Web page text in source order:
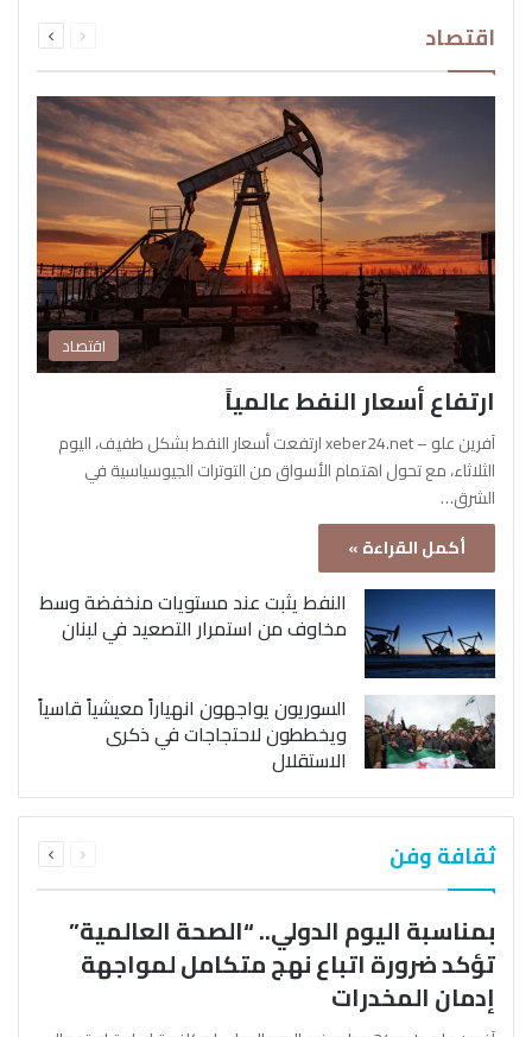
اقتصاد الصفحةالصفحة
اقتصاد
ارتفاع أسعار النفط عالمياً
آفرين علو – xeber24.net ارتفعت أسعار النفط بشكل طفيف، اليوم
الثلاثاء، مع تحول اهتمام الأسواق من التوترات الجيوسياسية في
الشرق…
أكمل القراءة »
النفط يثبت عند مستويات منخفضة وسط
مخاوف من استمرار التصعيد في لبنان
السوريون يواجهون انهياراً معيشياً قاسياً
ويخططون لاحتجاجات في ذكرى
الاستقلال
ثقافة وفن الصفحةالصفحة
بمناسبة اليوم الدولي.. “الصحة العالمية”
تؤكد ضرورة اتباع نهج متكامل لمواجهة
إدمان المخدرات